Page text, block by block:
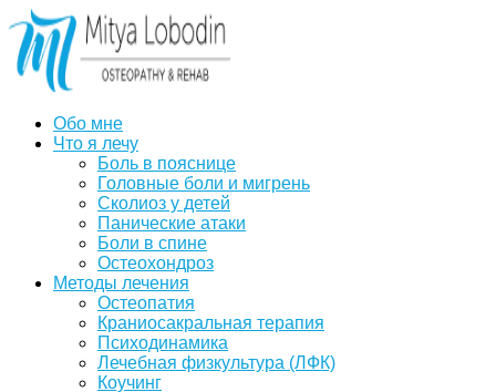
Обо мне
Что я лечу
Боль в пояснице
Головные боли и мигрень
Сколиоз у детей
Панические атаки
Боли в спине
Остеохондроз
Методы лечения
Остеопатия
Краниосакральная терапия
Психодинамика
Лечебная физкультура (ЛФК)
Коучинг